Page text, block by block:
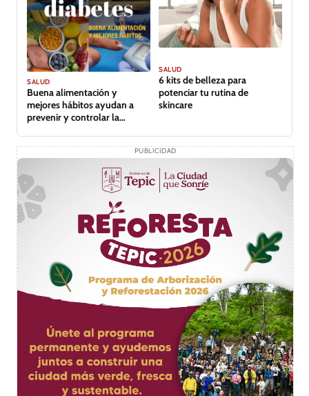
SALUD
Buena alimentación y
mejores hábitos ayudan a
prevenir y controlar la
SALUD
6 kits de belleza para
potenciar tu rutina de
skincare
PUBLICIDAD